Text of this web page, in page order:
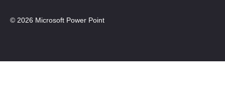
© 2026 Microsoft Power Point